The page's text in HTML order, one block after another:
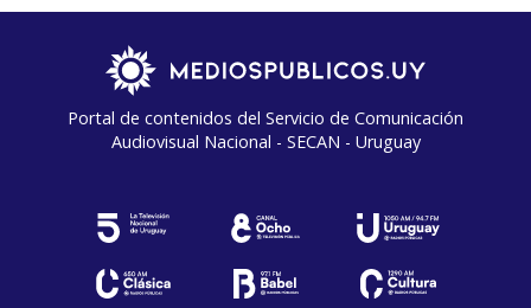
Portal de contenidos del Servicio de Comunicación
Audiovisual Nacional - SECAN - Uruguay